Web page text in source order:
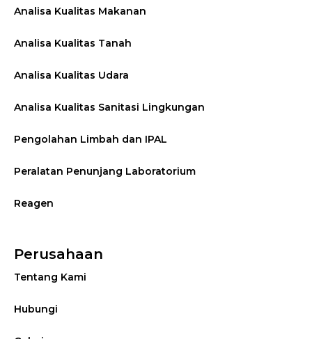
Analisa Kualitas Makanan
Analisa Kualitas Tanah
Analisa Kualitas Udara
Analisa Kualitas Sanitasi Lingkungan
Pengolahan Limbah dan IPAL
Peralatan Penunjang Laboratorium
Reagen
Perusahaan
Tentang Kami
Hubungi